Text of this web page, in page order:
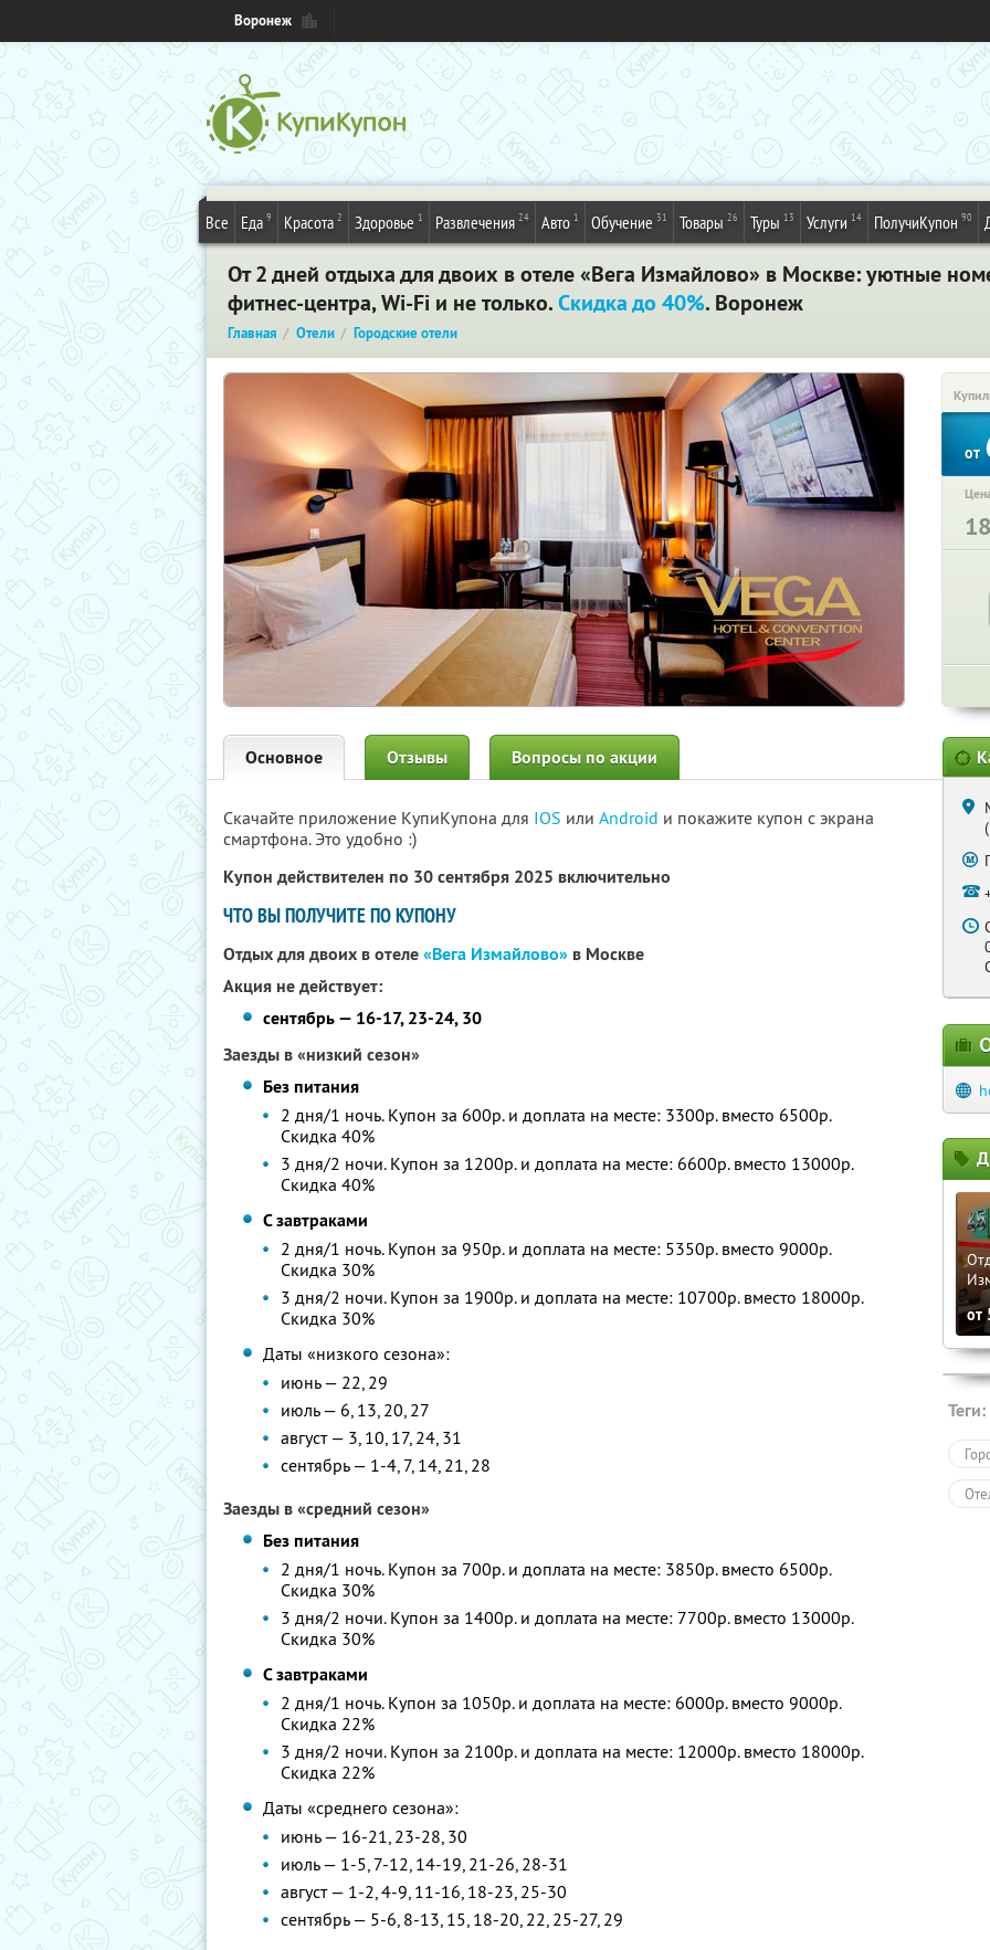
Воронеж
Все Еда 9 Красота 2 Здоровье 1 Развлечения 24 Авто 1 Обучение 31 Товары 26 Туры 13 Услуги 14 ПолучиКупон 90
От 2 дней отдыха для двоих в отеле «Вега Измайлово» в Москве: уютные
фитнес-центра, Wi-Fi и не только.Скидка до 40%. Воронеж
Главная Отели Городские отели
от
Основное Отзывы Вопросы по акции
Скачайте приложение КупиКупона для IOS или Android и покажите купон с экрана
смартфона. Это удобно :)
Купон действителен по 30 сентября 2025 включительно
ЧТО ВЫ ПОЛУЧИТЕ ПО КУПОНУ
Отдых для двоих в отеле«Вега Измайлово» в Москве
Акция не действует:
сентябрь — 16-17, 23-24, 30
Заезды в «низкий сезон»
Без питания
2 дня/1 ночь. Купон за 600р. и доплата на месте: 3300р. вместо 6500р.
Скидка 40%
3 дня/2 ночи. Купон за 1200р. и доплата на месте: 6600р. вместо 13000р.
Скидка 40%
С завтраками
2 дня/1 ночь. Купон за 950р. и доплата на месте: 5350р. вместо 9000р.
Скидка 30%
3 дня/2 ночи. Купон за 1900р. и доплата на месте: 10700р. вместо 18000р.
Скидка 30%
Даты «низкого сезона»:
июнь — 22, 29
июль — 6, 13, 20, 27
август — 3, 10, 17, 24, 31
сентябрь — 1-4, 7, 14, 21, 28
Заезды в «средний сезон»
Без питания
2 дня/1 ночь. Купон за 700р. и доплата на месте: 3850р. вместо 6500р.
Скидка 30%
3 дня/2 ночи. Купон за 1400р. и доплата на месте: 7700р. вместо 13000р.
Скидка 30%
С завтраками
2 дня/1 ночь. Купон за 1050р. и доплата на месте: 6000р. вместо 9000р.
Скидка 22%
3 дня/2 ночи. Купон за 2100р. и доплата на месте: 12000р. вместо 18000р.
Скидка 22%
Даты «среднего сезона»:
июнь — 16-21, 23-28, 30
июль — 1-5, 7-12, 14-19, 21-26, 28-31
август — 1-2, 4-9, 11-16, 18-23, 25-30
сентябрь — 5-6, 8-13, 15, 18-20, 22, 25-27, 29
от
Теги: